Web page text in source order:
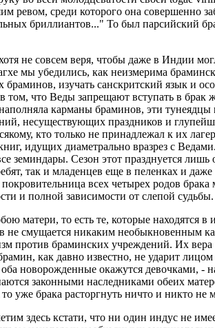
ревом, среди которого она совершенно
бриллиантов..." То был парсийский
не совсем веря, чтобы даже в Индии
мы убедились, как неизмерима
изучать санскритский язык и
в том, что Веды запрещают вступать в
карманы браминов, эти
несуществующих праздников и
кто только не принадлежал к их
идущих диаметрально вразрез с
земиндары. Сезон этот празднуется
так и младенцев еще в пеленках и
всех четырех родов
и полной зависимости от слепой судьбы.
матери, то есть те, которые
не смущается никаким необыкновенным
против браминских учреждений. Их
как давно известно, не ударит
новорожденные окажутся девочками, -
законными наследниками обеих
уже брака расторгнуть ничто и никто
здесь кстати, что ни один индус не